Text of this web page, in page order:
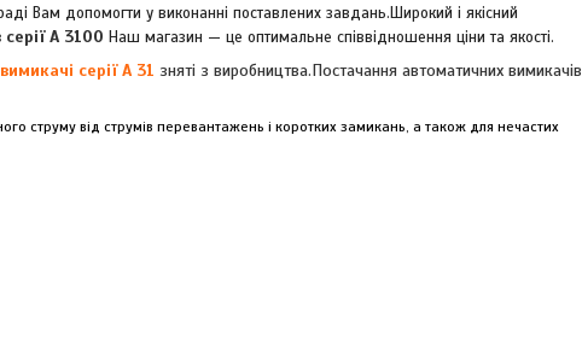
Вам допомогти у виконанні поставлених завдань.Широкий і якісний
А 3100 Наш магазин — це оптимальне співвідношення ціни та якості.
серії А 31 зняті з виробництва.Постачання автоматичних вимикачів
струму від струмів перевантажень і коротких замикань, а також для нечастих